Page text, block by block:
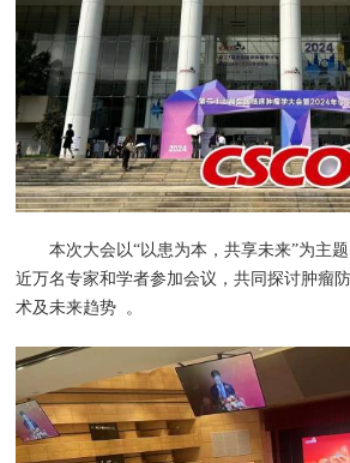
本次大会以“以患为本，共享未来”为主
近万名专家和学者参加会议，共同探讨肿瘤
术及未来趋势 。